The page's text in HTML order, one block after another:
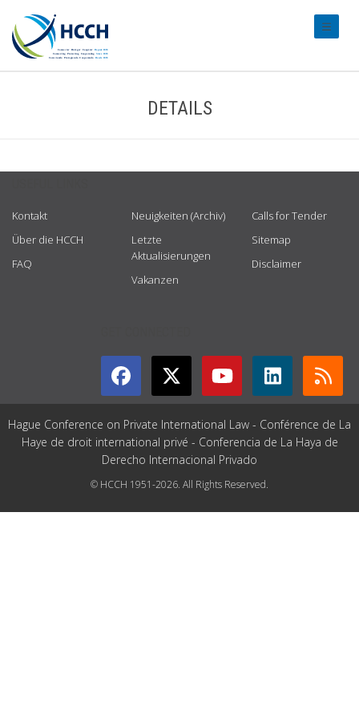
DETAILS
Kontakt
Über die HCCH
FAQ
Neuigkeiten (Archiv)
Letzte
Aktualisierungen
Vakanzen
Calls for Tender
Sitemap
Disclaimer
Hague Conference on Private International Law - Conférence de La
Haye de droit international privé - Conferencia de La Haya de
Derecho Internacional Privado
© HCCH 1951-2026. All Rights Reserved.